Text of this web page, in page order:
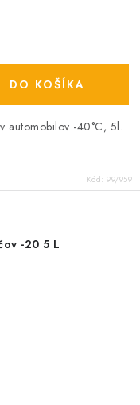
DO KOŠÍKA
automobilov -40°C, 5l.
Kód: 99/959
-20 5 L